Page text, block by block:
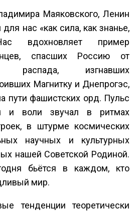
Маяковского, Ленин
нас «как сила, как знанье,
вдохновляет пример
спасших Россию от
распада, изгнавших
Магнитку и Днепрогэс,
пути фашистских орд. Пульс
и воли звучал в ритмах
в штурме космических
научных и культурных
нашей Советской Родиной.
бьётся в каждом, кто
мир.
тенденции теоретически